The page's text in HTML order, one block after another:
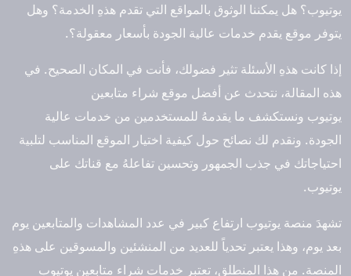
يوتيوب؟ هل يمكننا الوثوق بالمواقع التي تقدم هذهِ الخدمة؟ وهل
يتوفر موقع يقدم خدمات عالية الجودة بأسعار معقولة؟.
إذا كانت هذهِ الأسئلة تثير فضولك، فأنت في المكان الصحيح. في
هذه المقالة، نتحدث عن أفضل موقع شراء متابعين
يوتيوب ونستكشف ما يقدمهُ للمستخدمين من خدمات عالية
الجودة. ونقدم لك نصائح حول كيفية اختيار الموقع المناسب لتلبية
احتياجاتك في جذب الجمهور وتحسين تفاعلهُ مع قناتك على
يوتيوب.
تشهدَ منصة يوتيوب ارتفاع كبير في عدد المشاهدات والمتابعين يوم
بعد يوم، وهذا يعتبر تحدياً للعديد من المنشئين والمسوقين على هذهِ
المنصة. من هذا المنطلق، تعتبر خدمات شراء متابعين يوتيوب